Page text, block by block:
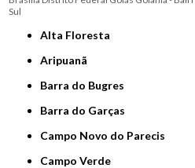
Sul
Alta Floresta
Aripuanã
Barra do Bugres
Barra do Garças
Campo Novo do Parecis
Campo Verde